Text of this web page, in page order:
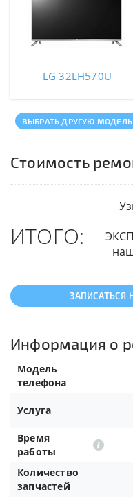
LG 32LH570U
ВЫБРАТЬ ДРУГУЮ МОДЕЛЬ
Стоимость
ИТОГО:
ЗАПИСАТЬСЯ
Информация о
Модель
телефона
Услуга
Время
работы
Количество
запчастей